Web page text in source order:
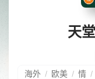
天
海外 / 欧美 / 情 /